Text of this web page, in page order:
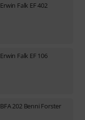
Erwin Falk EF 402
Erwin Falk EF 106
BFA 202 Benni Forster